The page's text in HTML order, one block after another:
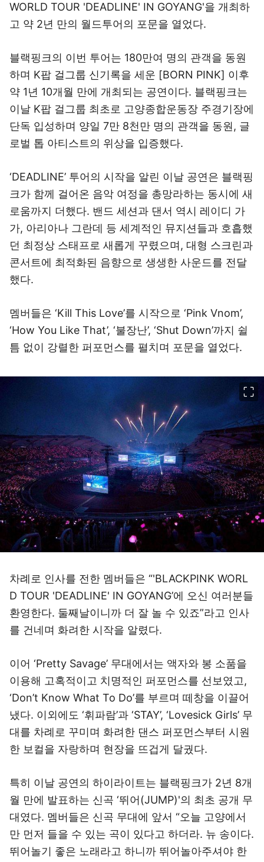
WORLD TOUR 'DEADLINE' IN GOYANG'을 개최하
고 약 2년 만의 월드투어의 포문을 열었다.
블랙핑크의 이번 투어는 180만여 명의 관객을 동원
하며 K팝 걸그룹 신기록을 세운 [BORN PINK] 이후
약 1년 10개월 만에 개최되는 공연이다. 블랙핑크는
이날 K팝 걸그룹 최초로 고양종합운동장 주경기장에
단독 입성하며 양일 7만 8천만 명의 관객을 동원, 글
로벌 톱 아티스트의 위상을 입증했다.
‘DEADLINE’ 투어의 시작을 알린 이날 공연은 블랙핑
크가 함께 걸어온 음악 여정을 총망라하는 동시에 새
로움까지 더했다. 밴드 세션과 댄서 역시 레이디 가
가, 아리아나 그란데 등 세계적인 뮤지션들과 호흡했
던 최정상 스태프로 새롭게 꾸렸으며, 대형 스크린과
콘서트에 최적화된 음향으로 생생한 사운드를 전달
했다.
멤버들은 ‘Kill This Love’를 시작으로 ‘Pink Vnom’,
‘How You Like That’, ‘불장난’, ‘Shut Down’까지 쉴
틈 없이 강렬한 퍼포먼스를 펼치며 포문을 열었다.
차례로 인사를 전한 멤버들은 “'BLACKPINK WORL
D TOUR 'DEADLINE' IN GOYANG’에 오신 여러분들
환영한다. 둘째날이니까 더 잘 놀 수 있죠”라고 인사
를 건네며 화려한 시작을 알렸다.
이어 ‘Pretty Savage’ 무대에서는 액자와 봉 소품을
이용해 고혹적이고 치명적인 퍼포먼스를 선보였고,
‘Don’t Know What To Do’를 부르며 떼창을 이끌어
냈다. 이외에도 ‘휘파람’과 ‘STAY’, ‘Lovesick Girls’ 무
대를 차례로 꾸미며 화려한 댄스 퍼포먼스부터 시원
한 보컬을 자랑하며 현장을 뜨겁게 달궜다.
특히 이날 공연의 하이라이트는 블랙핑크가 2년 8개
월 만에 발표하는 신곡 ‘뛰어(JUMP)'의 최초 공개 무
대였다. 멤버들은 신곡 무대에 앞서 “오늘 고양에서
만 먼저 들을 수 있는 곡이 있다고 하더라. 뉴 송이다.
뛰어놀기 좋은 노래라고 하니까 뛰어놀아주셔야 한